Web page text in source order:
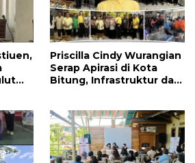
I
Priscilla Cindy Wurangian
Serap Apirasi di Kota
Bitung, Infrastruktur dan
Warga